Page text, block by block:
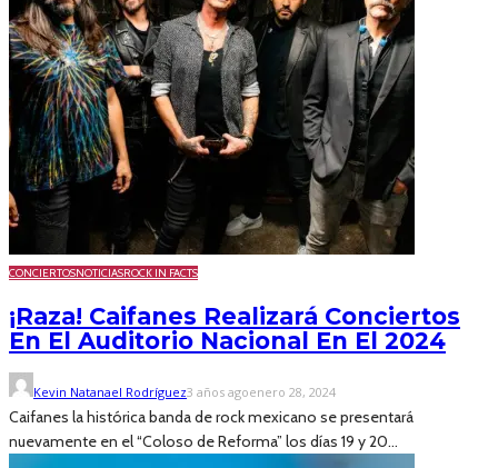
CONCIERTOSNOTICIASROCK IN FACTS
¡Raza! Caifanes Realizará Conciertos
En El Auditorio Nacional En El 2024
Kevin Natanael Rodríguez3 años agoenero 28, 2024
Caifanes la histórica banda de rock mexicano se presentará
nuevamente en el “Coloso de Reforma” los días 19 y 20...